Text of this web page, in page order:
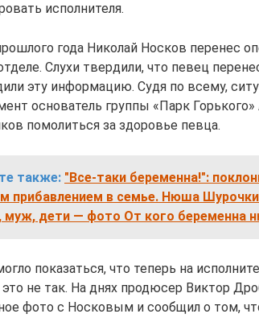
исполнителя.
года Николай Носков перенес
Слухи твердили, что певец
эту информацию. Судя по всему,
основатель группы «Парк
помолиться за здоровье певца.
также: "Все-таки беременна!":
прибавлением в семье. Нюша
муж, дети — фото От кого беременна
показаться, что теперь на
не так. На днях продюсер Виктор
фото с Носковым и сообщил о том,